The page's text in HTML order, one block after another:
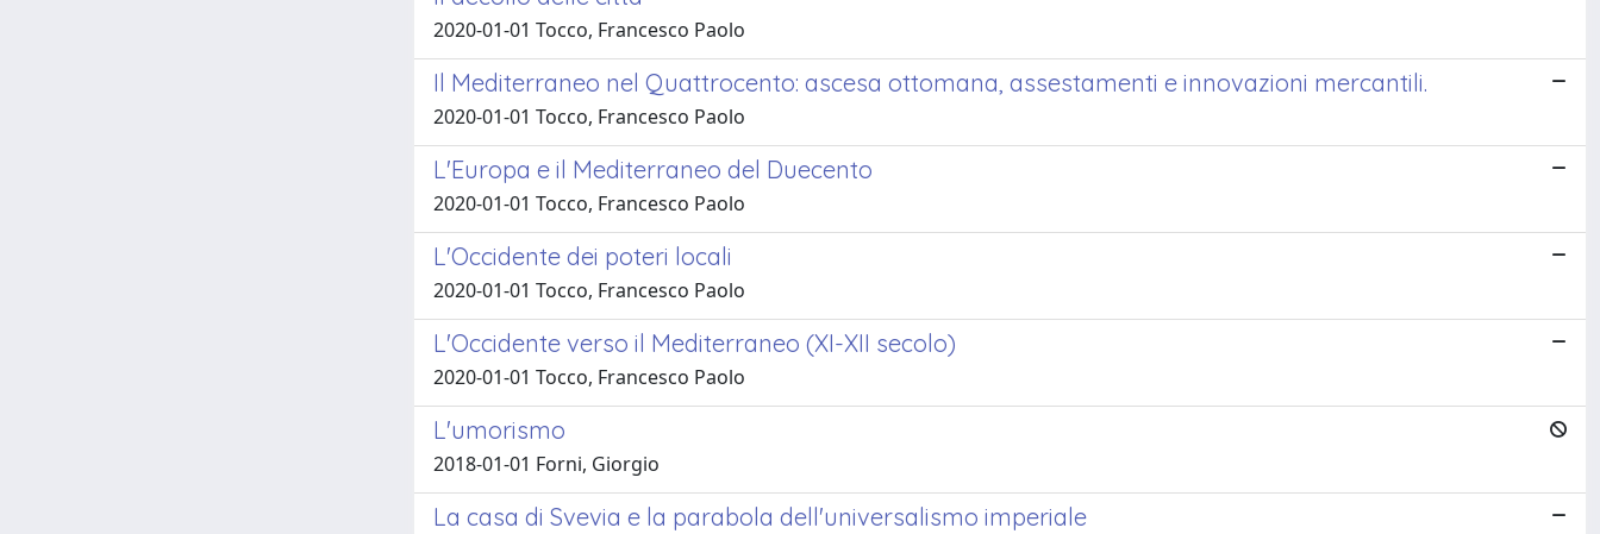
2020-01-01 Tocco, Francesco Paolo
Il Mediterraneo nel Quattrocento: ascesa ottomana, assestamenti e innovazioni mercantili.
2020-01-01 Tocco, Francesco Paolo
L'Europa e il Mediterraneo del Duecento
2020-01-01 Tocco, Francesco Paolo
L'Occidente dei poteri locali
2020-01-01 Tocco, Francesco Paolo
L'Occidente verso il Mediterraneo (XI-XII secolo)
2020-01-01 Tocco, Francesco Paolo
L'umorismo
2018-01-01 Forni, Giorgio
La casa di Svevia e la parabola dell'universalismo imperiale